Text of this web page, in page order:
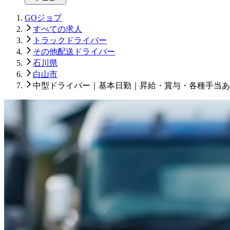
GOジョブ
すべての求人
トラックドライバー
その他配送ドライバー
石川県
白山市
中型ドライバー｜基本日勤｜昇給・賞与・各種手当